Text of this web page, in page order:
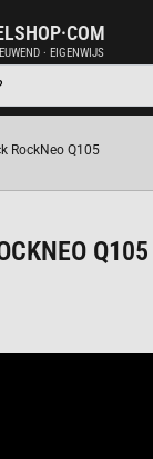
· EIGENWIJS
RockNeo Q105
Q105